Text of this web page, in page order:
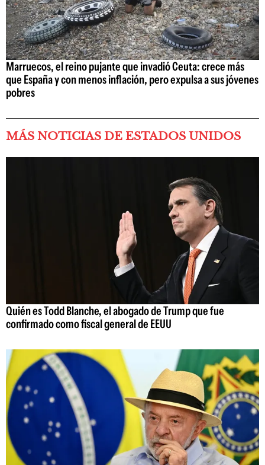
Marruecos, el reino pujante que invadió Ceuta: crece más
que España y con menos inflación, pero expulsa a sus jóvenes
pobres
MÁS NOTICIAS DE ESTADOS UNIDOS
Quién es Todd Blanche, el abogado de Trump que fue
confirmado como fiscal general de EEUU